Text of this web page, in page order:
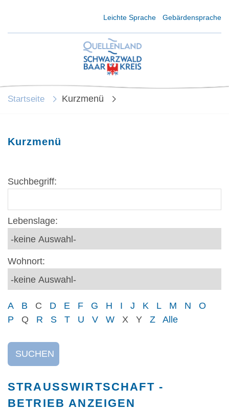
Leichte Sprache Gebärdensprache
Startseite Kurzmenü
Kurzmenü
Suchbegriff:
Lebenslage:
Wohnort:
A B C D E F G H I J K L M N
O
P
Q R S T U V W X Y Z Alle
SUCHEN
STRAUSSWIRTSCHAFT - B
ETRIEB ANZEIGEN